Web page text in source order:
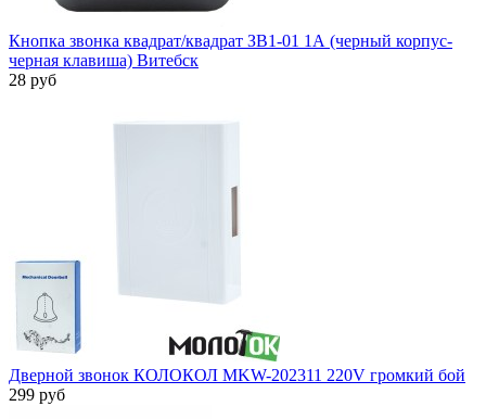
Кнопка звонка квадрат/квадрат ЗВ1-01 1А (черный корпус-
черная клавиша) Витебск
28 руб
Дверной звонок КОЛОКОЛ MKW-202311 220V громкий бой
299 руб